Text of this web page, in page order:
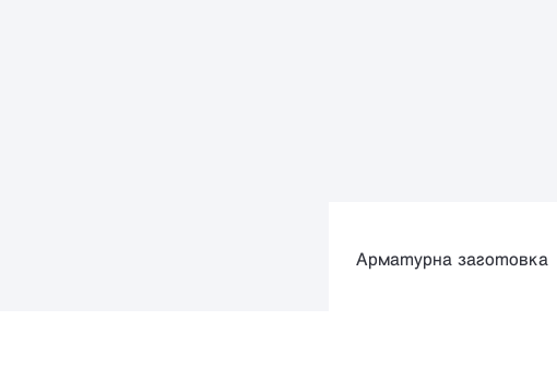
Арматурна заготовка